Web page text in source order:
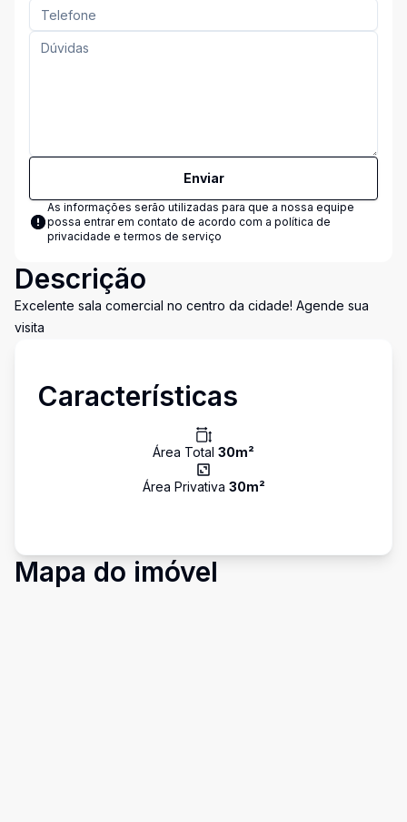
Enviar
As informações serão utilizadas para que a nossa equipe
possa entrar em contato de acordo com a política de
privacidade e termos de serviço
Descrição
Excelente sala comercial no centro da cidade! Agende sua
visita
Características
Área Total 30m²
Área Privativa 30m²
Mapa do imóvel